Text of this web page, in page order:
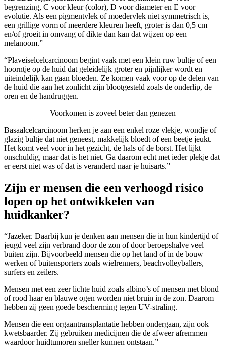
begrenzing, C voor kleur (color), D voor diameter en E voor
evolutie. Als een pigmentvlek of moedervlek niet symmetrisch is,
een grillige vorm of meerdere kleuren heeft, groter is dan 0,5 cm
en/of groeit in omvang of dikte dan kan dat wijzen op een
melanoom.”
“Plaveiselcelcarcinoom begint vaak met een klein ruw bultje of een
hoorntje op de huid dat geleidelijk groter en pijnlijker wordt en
uiteindelijk kan gaan bloeden. Ze komen vaak voor op de delen van
de huid die aan het zonlicht zijn blootgesteld zoals de onderlip, de
oren en de handruggen.
Voorkomen is zoveel beter dan genezen
Basaalcelcarcinoom herken je aan een enkel roze vlekje, wondje of
glazig bultje dat niet geneest, makkelijk bloedt of een beetje jeukt.
Het komt veel voor in het gezicht, de hals of de borst. Het lijkt
onschuldig, maar dat is het niet. Ga daarom echt met ieder plekje dat
er eerst niet was of dat is veranderd naar je huisarts.”
Zijn er mensen die een verhoogd risico
lopen op het ontwikkelen van
huidkanker?
“Jazeker. Daarbij kun je denken aan mensen die in hun kindertijd of
jeugd veel zijn verbrand door de zon of door beroepshalve veel
buiten zijn. Bijvoorbeeld mensen die op het land of in de bouw
werken of buitensporters zoals wielrenners, beachvolleyballers,
surfers en zeilers.
Mensen met een zeer lichte huid zoals albino’s of mensen met blond
of rood haar en blauwe ogen worden niet bruin in de zon. Daarom
hebben zij geen goede bescherming tegen UV-straling.
Mensen die een orgaantransplantatie hebben ondergaan, zijn ook
kwetsbaarder. Zij gebruiken medicijnen die de afweer afremmen
waardoor huidtumoren sneller kunnen ontstaan.”